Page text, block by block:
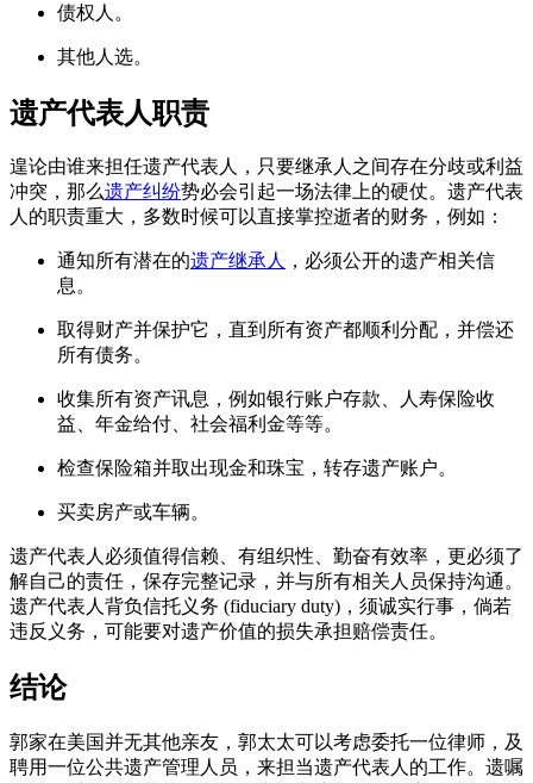
债权人。
其他人选。
遗产代表人职责
遑论由谁来担任遗产代表人，只要继承人之间存在分歧或利益
冲突， 那么遗产纠纷势必会引起一场法律上的硬仗。 遗产代表
人的职责重大，多数时候可以直接掌控逝者的财务，例如：
通知所有潜在的遗产继承人 ，必须公开的遗产相关信
息。
取得财产并保护它，直到所有资产都顺利分配，并偿还
所有债务。
收集所有资产讯息，例如银行账户存款、人寿保险收
益、年金给付、 社会福利金等等。
检查保险箱并取出现金和珠宝，转存遗产账户。
买卖房产或车辆。
遗产代表人必须值得信赖、有组织性、勤奋有效率， 更必须了
解自己的责任，保存完整记录， 并与所有相关人员保持沟通。
遗产代表人背负信托义务 (fiduciary duty)，须诚实行事，倘若
违反义务， 可能要对遗产价值的损失承担赔偿责任。
结论
郭家在美国并无其他亲友，郭太太可以考虑委托一位律师， 及
聘用一位公共遗产管理人员，来担当遗产代表人的工作。 遗嘱